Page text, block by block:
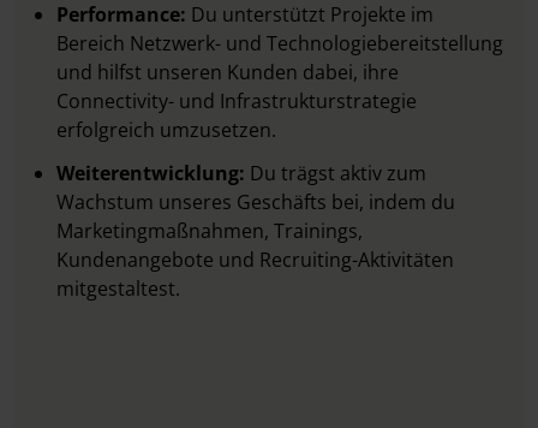
Performance: Du unterstützt Projekte im
Bereich Netzwerk- und Technologiebereitstellung
und hilfst unseren Kunden dabei, ihre
Connectivity- und Infrastrukturstrategie
erfolgreich umzusetzen.
Weiterentwicklung: Du trägst aktiv zum
Wachstum unseres Geschäfts bei, indem du
Marketingmaßnahmen, Trainings,
Kundenangebote und Recruiting-Aktivitäten
mitgestaltest.